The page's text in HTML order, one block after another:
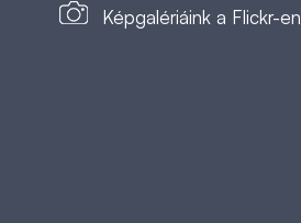
Képgalériáink a Flickr-en